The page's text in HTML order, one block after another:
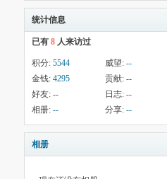
统计信息
已有 8 人来访过
积分: 5544 威望: --
金钱: 4295 贡献: --
好友: -- 日志: --
相册: -- 分享: --
相册